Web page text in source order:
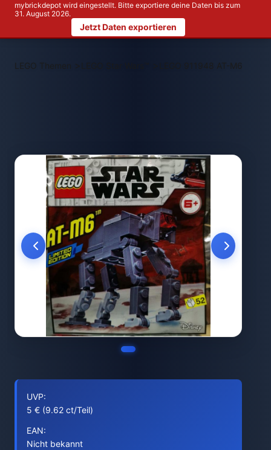
mybrickdepot wird eingestellt. Bitte exportiere deine Daten bis zum
31. August 2026.
Jetzt Daten exportieren
LEGO Themen > LEGO 911948 AT-M6
UVP:
5 € (9.62 ct/Teil)
EAN:
Nicht bekannt